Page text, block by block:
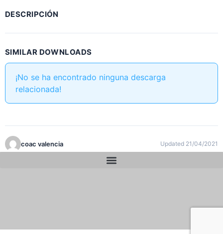
DESCRIPCIÓN
SIMILAR DOWNLOADS
¡No se ha encontrado ninguna descarga
relacionada!
coac valencia Updated 21/04/2021